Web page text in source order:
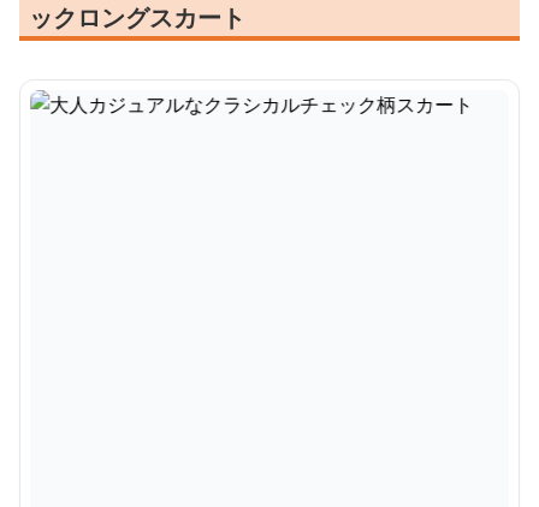
ックロングスカート